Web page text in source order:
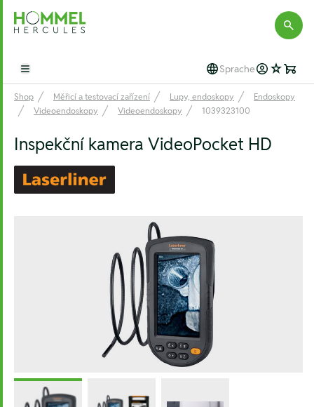
Hommel Hercules
Open main menu Sprache
Shop Měřicí a testovací zařízení Lupy, endoskopy
Endoskopy
Videoendoskopy
Videoendoskopy 1039323100
Inspekční kamera VideoPocket HD